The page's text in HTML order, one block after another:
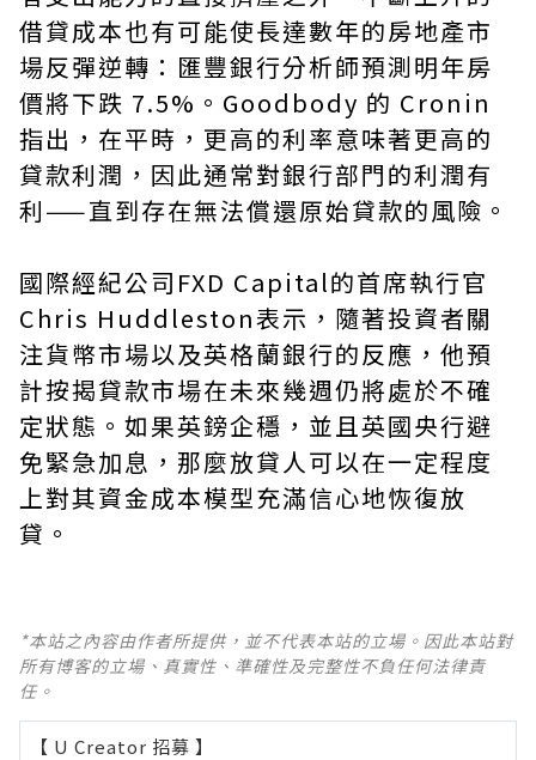
借貸成本也有可能使長達數年的房地產市
場反彈逆轉：匯豐銀行分析師預測明年房
價將下跌 7.5%。Goodbody 的 Cronin
指出，在平時，更高的利率意味著更高的
貸款利潤，因此通常對銀行部門的利潤有
利——直到存在無法償還原始貸款的風險。
國際經紀公司FXD Capital的首席執行官
Chris Huddleston表示，隨著投資者關
注貨幣市場以及英格蘭銀行的反應，他預
計按揭貸款市場在未來幾週仍將處於不確
定狀態。如果英鎊企穩，並且英國央行避
免緊急加息，那麼放貸人可以在一定程度
上對其資金成本模型充滿信心地恢復放
貸。
*本站之內容由作者所提供，並不代表本站的立場。因此本站對
所有博客的立場、真實性、準確性及完整性不負任何法律責
任。
【 U Creator 招募 】